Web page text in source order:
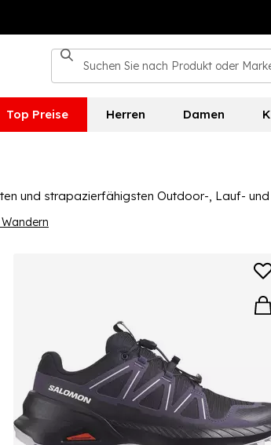
Top Preise Herren Damen
und strapazierfähigsten Outdoor-, Lauf-
umfasst. Salomon hat einige der
haben wir die fortschrittliche Kollektion von
bequeme Wandersocken umfasst.